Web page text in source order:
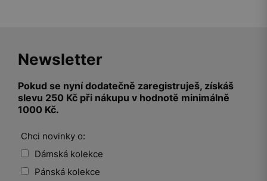
Newsletter
Pokud se nyní dodatečně zaregistruješ, získáš
slevu 250 Kč při nákupu v hodnotě minimálně
1000 Kč.
Chci novinky o:
Dámská kolekce
Pánská kolekce